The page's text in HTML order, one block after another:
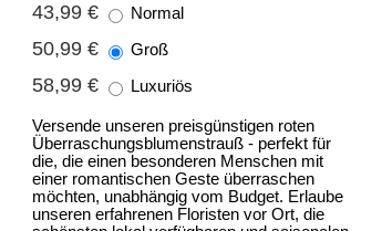
43,99 €
Normal
50,99 € Groß
58,99 € Luxuriös
Versende unseren preisgünstigen roten
Überraschungsblumenstrauß - perfekt für
die, die einen besonderen Menschen mit
einer romantischen Geste überraschen
möchten, unabhängig vom Budget. Erlaube
unseren erfahrenen Floristen vor Ort, die